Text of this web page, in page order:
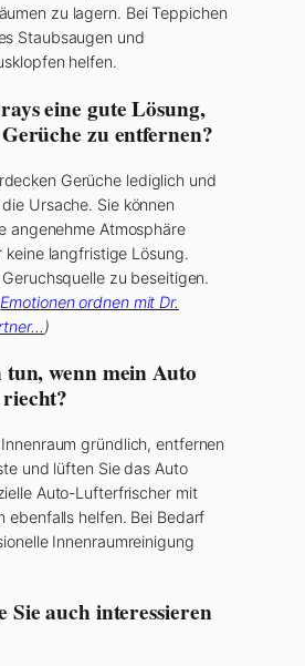
zu lagern. Bei Teppichen
Staubsaugen und
helfen.
eine gute Lösung,
zu entfernen?
Gerüche lediglich und
Ursache. Sie können
angenehme Atmosphäre
keine langfristige Lösung.
zu beseitigen.
Emotionen ordnen mit Dr.
)
wenn mein Auto
gründlich, entfernen
und lüften Sie das Auto
Auto-Lufterfrischer mit
ebenfalls helfen. Bei Bedarf
Innenraumreinigung
Sie auch interessieren